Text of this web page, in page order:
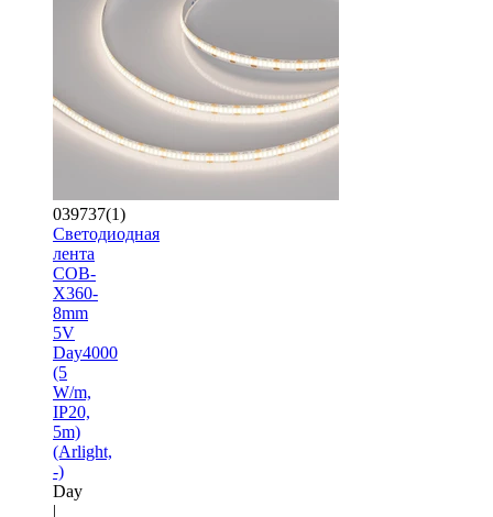
039737(1)
Светодиодная
лента
COB-
X360-
8mm
5V
Day4000
(5
W/m,
IP20,
5m)
(Arlight,
-)
Day
|